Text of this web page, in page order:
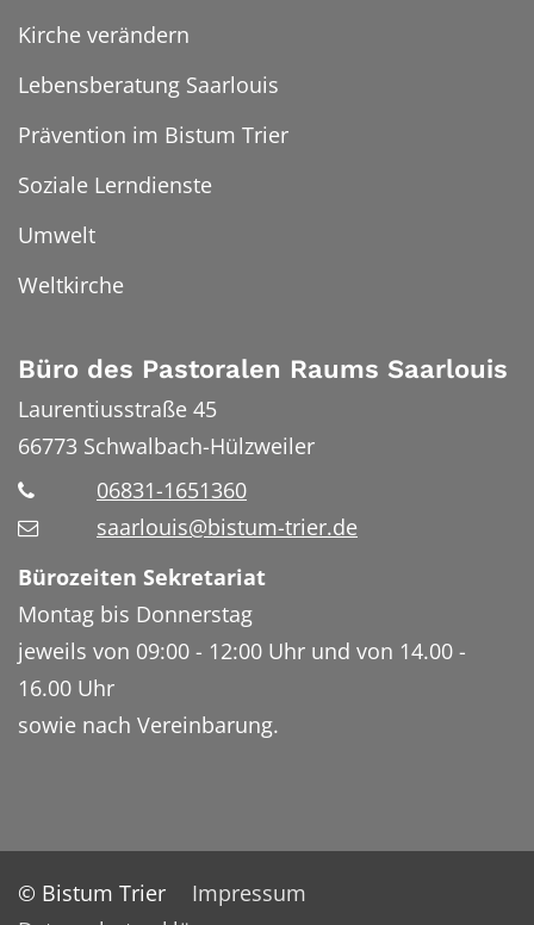
Kirche verändern
Lebensberatung Saarlouis
Prävention im Bistum Trier
Soziale Lerndienste
Umwelt
Weltkirche
Büro des Pastoralen Raums Saarlouis
Laurentiusstraße 45
66773 Schwalbach-Hülzweiler
06831-1651360
saarlouis@bistum-trier.de
Bürozeiten Sekretariat
Montag bis Donnerstag
jeweils von 09:00 - 12:00 Uhr und von 14.00 -
16.00 Uhr
sowie nach Vereinbarung.
© Bistum Trier
Impressum